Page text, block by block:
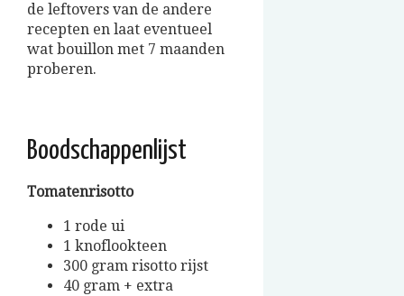
de leftovers van de andere
recepten en laat eventueel
wat bouillon met 7 maanden
proberen.
Boodschappenlijst
Tomatenrisotto
1 rode ui
1 knoflookteen
300 gram risotto rijst
40 gram + extra